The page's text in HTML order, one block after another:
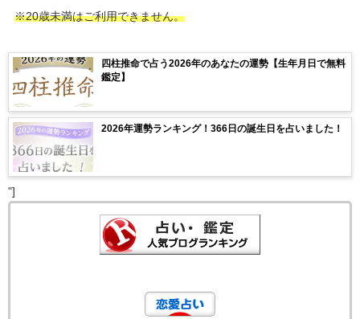
※20歳未満はご利用できません。
四柱推命で占う2026年のあなたの運勢【生年月日で無料
鑑定】
2026年運勢ランキング！366日の誕生日を占いました！
"]